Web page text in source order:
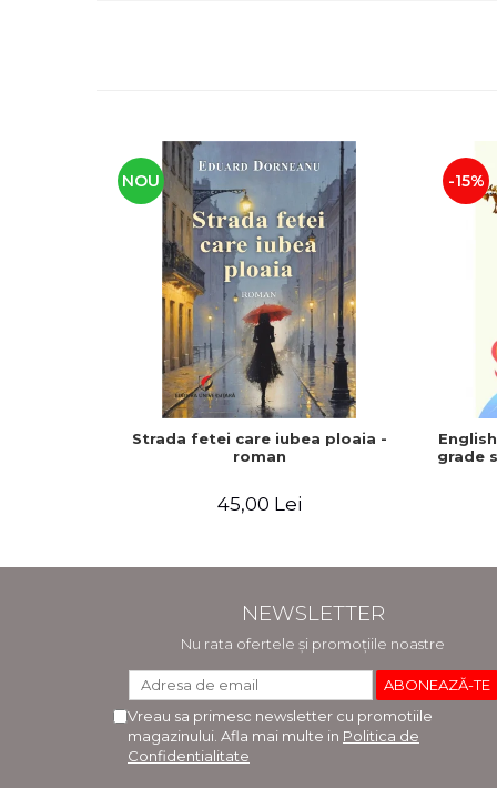
NOU
Strada fetei care iubea ploaia -
roman
45,00 Lei
-15%
grade
NEWSLETTER
Nu rata ofertele și promoțiile noastre
Vreau sa primesc newsletter cu promotiile
magazinului. Afla mai multe in Politica de
Confidentialitate